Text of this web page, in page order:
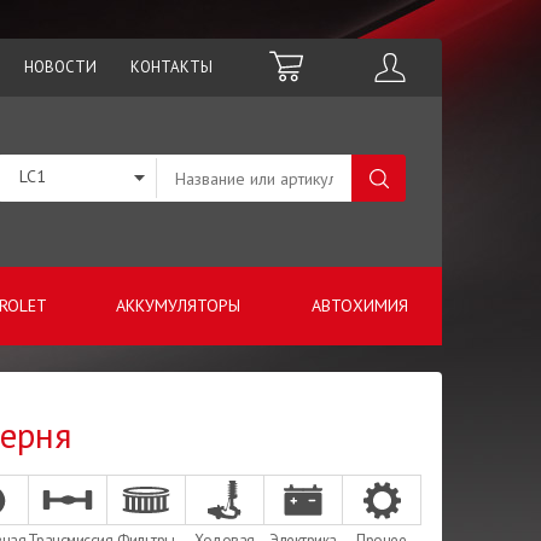
НОВОСТИ КОНТАКТЫ
АККУМУЛЯТОРЫ АВТОХИМИЯ
LC1